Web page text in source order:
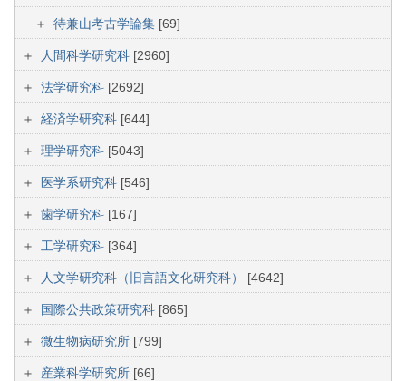
待兼山考古学論集 [69]
人間科学研究科 [2960]
法学研究科 [2692]
経済学研究科 [644]
理学研究科 [5043]
医学系研究科 [546]
歯学研究科 [167]
工学研究科 [364]
人文学研究科（旧言語文化研究科） [4642]
国際公共政策研究科 [865]
微生物病研究所 [799]
産業科学研究所 [66]